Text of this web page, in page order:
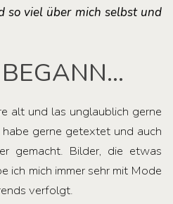
so viel über mich selbst und
alt und las unglaublich gerne
gerne getextet und auch
gemacht. Bilder, die etwas
ich mich immer sehr mit Mode
verfolgt.